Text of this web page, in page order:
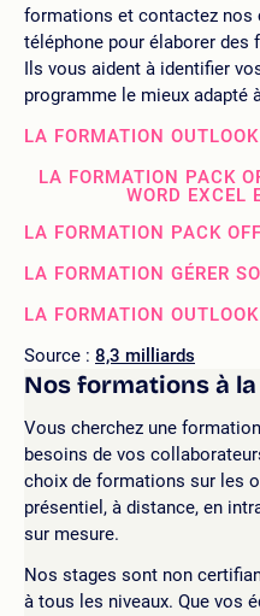
formations et contactez nos
téléphone pour élaborer
Ils vous aident à identifier
programme le mieux adapté
LA FORMATION
LA FORMATION PACK
WORD EXCEL
LA FORMATION PACK
LA FORMATION GÉRER
LA FORMATION
Source : 8,3 milliards
Nos formations à
Vous cherchez une
besoins de vos
choix de formations sur les
présentiel, à distance, en
sur mesure.
Nos stages sont non
à tous les niveaux. Que vos